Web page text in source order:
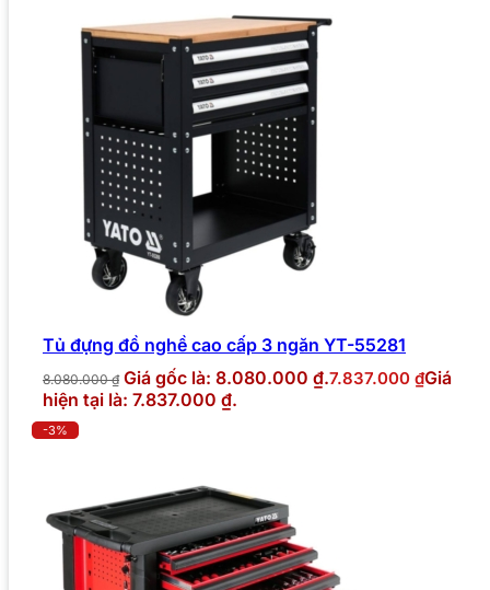
Tủ đựng đồ nghề cao cấp 3 ngăn YT-55281
8.080.000₫ Giá gốc là: 8.080.000 ₫.7.837.000 ₫Giá
hiện tại là: 7.837.000 ₫.
-3%